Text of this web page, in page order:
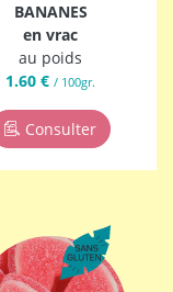
BANANES
en vrac
au poids
1.60 € / 100gr.
Consulter